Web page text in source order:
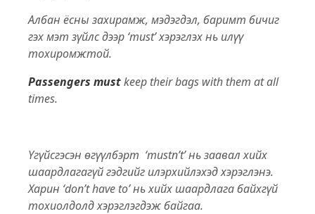
Албан ёсны захирамж, мэдэгдэл, баримт бичиг
гэх мэт зүйлс дээр ‘must’ хэрэглэх нь илүү
тохиромжтой.
Passengers mustkeep their bags with them at all
times.
Үгүйсгэсэн өгүүлбэрт ‘mustn’t’ нь заавал хийх
шаардлагагүй гэдгийг илэрхийлэхэд хэрэглэнэ.
Харин ‘don’t have to’ нь хийх шаардлага байхгүй
тохиолдолд хэрэглэгдэж байгаа.